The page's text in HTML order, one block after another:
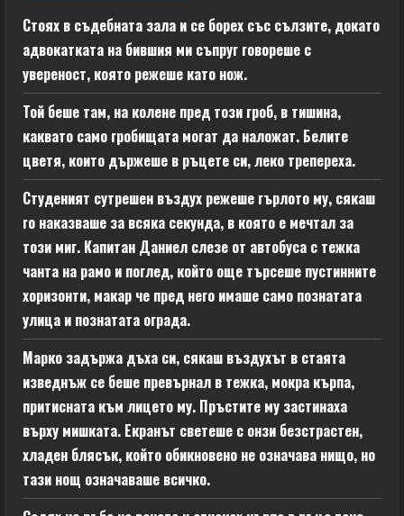
Стоях в съдебната зала и се борех със сълзите, докато
адвокатката на бившия ми съпруг говореше с
увереност, която режеше като нож.
Той беше там, на колене пред този гроб, в тишина,
каквато само гробищата могат да наложат. Белите
цветя, които държеше в ръцете си, леко трепереха.
Студеният сутрешен въздух режеше гърлото му, сякаш
го наказваше за всяка секунда, в която е мечтал за
този миг. Капитан Даниел слезе от автобуса с тежка
чанта на рамо и поглед, който още търсеше пустинните
хоризонти, макар че пред него имаше само познатата
улица и познатата ограда.
Марко задържа дъха си, сякаш въздухът в стаята
изведнъж се беше превърнал в тежка, мокра кърпа,
притисната към лицето му. Пръстите му застинаха
върху мишката. Екранът светеше с онзи безстрастен,
хладен блясък, който обикновено не означава нищо, но
тази нощ означаваше всичко.